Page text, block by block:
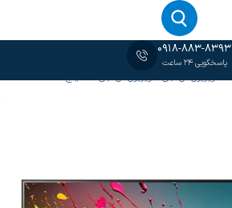
0918-883-8393
پاسخگویی 24 ساعت
/تلویزیون ال جی/تلویزیون ال جی 75 اینچ